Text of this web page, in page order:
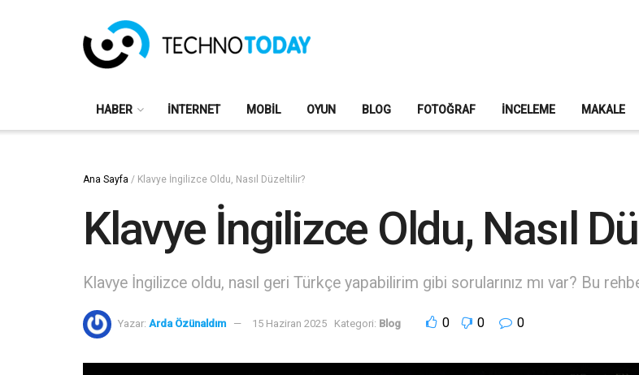
HABER İNTERNET MOBIL OYUN BLOG FOTOĞRAF İNCELEME MAKALE
Ana Sayfa / Klavye İngilizce Oldu, Nasıl Düzeltilir?
Klavye İngilizce Oldu, Nasıl
Klavye İngilizce oldu, nasıl geri Türkçe yapabilirim gibi sorularınız mı var? Bu
Yazar: Arda Özünaldım 15 Haziran 2025 Kategori: Blog 0 0 0